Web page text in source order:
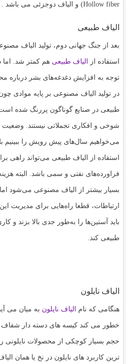
Hollow fiber) و الیاف دوجزئی می باشد .
الیاف طبیعی
بعد از جنگ جهانی دوم، تولید الیاف
استفاده از الیاف طبیعی هم کمتر شد. اما
توجه به افزایش دغدغه‌های بشر
در تولید الیاف مصنوعی بر پایه موادی
طبیعی در صنایع گوناگون پررنگ شده
شوخی و افکاری تجملاتی نیستند.
می‌خواهیم سال‌های پیش رویش را ببینیم
استفاده از الیاف طبیعی می‌تواند راهی
فراورده‌های نفتی و سمی باشد. البته
بسیار بیشتر از الیاف مصنوعی می‌شود
ارتباطات، قطعا راه‌هایی برای مدیریت
باید آستین‌ها را به‌طور جدی بالا بزند و
طبیعی کند.
الیاف نایلون
هنگامی که نام الیاف نایلون به میان می
خطور می کند کیسه های دسته دار شفاف
حجم بسیار کوچکی از محصولات نایلونی
ترین کاربرد های نایلون در نخ یا همان